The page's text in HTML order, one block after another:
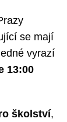
se mají
vyrazí
13:00
školství,